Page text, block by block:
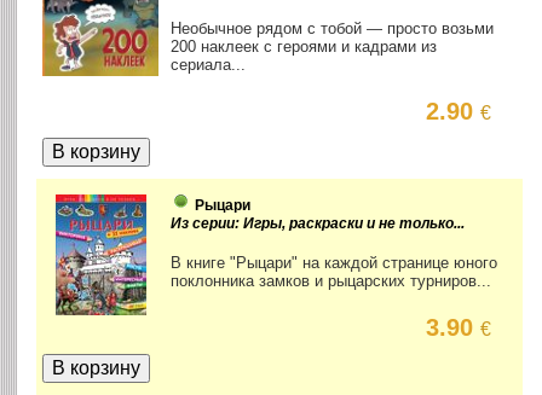
Необычное рядом с тобой — просто возьми
200 наклеек с героями и кадрами из
сериала...
2.90€
Рыцари
Из серии: Игры, раскраски и не только...
В книге "Рыцари" на каждой странице юного
поклонника замков и рыцарских турниров...
3.90€